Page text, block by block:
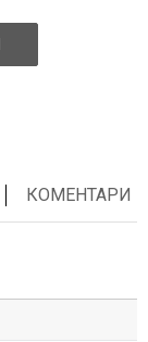
КОМЕНТАРИ